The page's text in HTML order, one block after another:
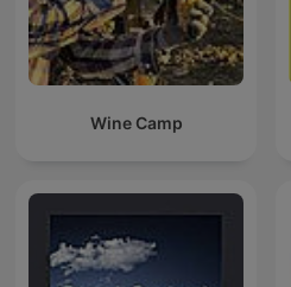
Wine Camp